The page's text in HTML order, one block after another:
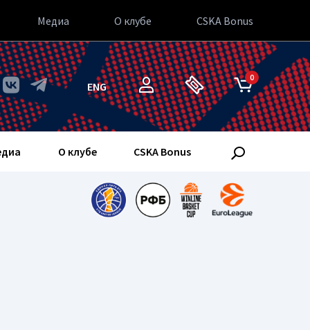
Медиа О клубе CSKA Bonus
ENG
0
О клубе CSKA Bonus